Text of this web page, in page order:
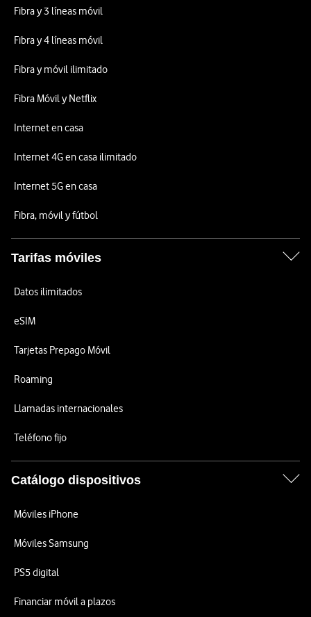
Fibra y 3 líneas móvil
Fibra y 4 líneas móvil
Fibra y móvil ilimitado
Fibra Móvil y Netflix
Internet en casa
Internet 4G en casa ilimitado
Internet 5G en casa
Fibra, móvil y fútbol
Tarifas móviles
Datos ilimitados
eSIM
Tarjetas Prepago Móvil
Roaming
Llamadas internacionales
Teléfono fijo
Catálogo dispositivos
Móviles iPhone
Móviles Samsung
PS5 digital
Financiar móvil a plazos